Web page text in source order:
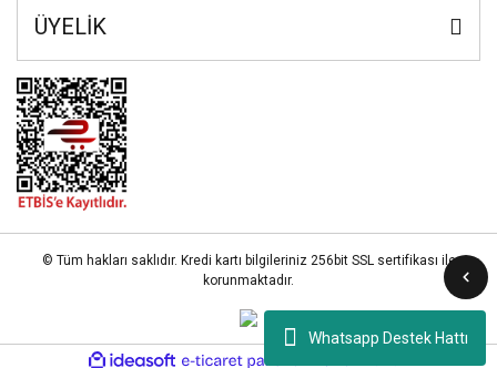
Whatsapp Destek Hattı
ÜYELİK
© Tüm hakları saklıdır. Kredi kartı bilgileriniz 256bit SSL sertifikası ile
korunmaktadır.
ideasoft